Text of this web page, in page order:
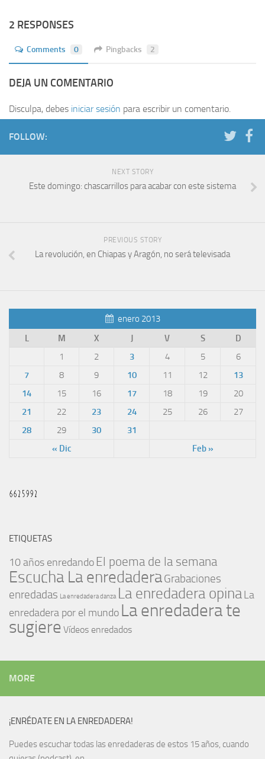
2 RESPONSES
Comments 0 Pingbacks 2
DEJA UN COMENTARIO
Disculpa, debes iniciar sesión para escribir un comentario.
FOLLOW:
NEXT STORY
Este domingo: chascarrillos para acabar con este sistema
PREVIOUS STORY
La revolución, en Chiapas y Aragón, no será televisada
enero 2013
L
M X J V S D
« Dic Feb »
1 2 3 4 5
6
7
8 9 10 11 12
13
14
15 16 17 18 19
20
21
22 23 24 25 26
27
28
29 30 31
ETIQUETAS
10 años enredando El poema de la semana
Escucha La enredaderaGrabaciones
enredadas La enredadera danza La enredadera opinaLa
enredadera por el mundo La enredadera te
sugiere Vídeos enredados
MORE
¡ENRÉDATE EN LA ENREDADERA!
Puedes escuchar todas las enredaderas de estos 15 años, cuando